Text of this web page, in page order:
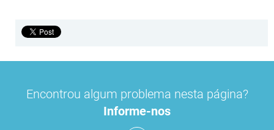
Encontrou algum problema nesta página?
Informe-nos